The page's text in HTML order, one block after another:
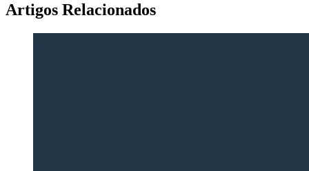
Artigos Relacionados